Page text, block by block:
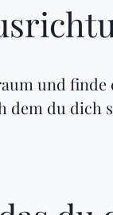
und
dem du dich